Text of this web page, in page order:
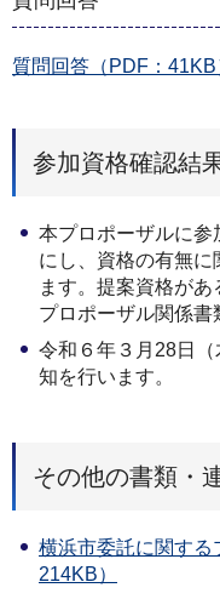
質問回答（PDF：41KB
参加資格確認結
本プロポーザルに参
にし、資格の有無に
ます。提案資格が
プロポーザル関係書
令和６年３月28日
知を行います。
その他の書類・
横浜市委託に関する
214KB）